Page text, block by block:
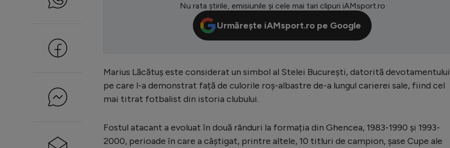
Nu rata știrile, emisiunile și cele mai tari clipuri iAMsport.ro
Urmărește iAMsport.ro pe Google
Marius Lăcătuș este considerat un simbol al Stelei București, datorită devotamentului
pe care l-a demonstrat față de culorile roș-albastre de-a lungul carierei sale, fiind cel
mai titrat fotbalist din istoria clubului.
Fostul atacant a evoluat în două rânduri la formația din Ghencea, 1983-1990 și 1993-
2000, perioade în care a câștigat, printre altele, 10 titluri de campion, șase Cupe ale